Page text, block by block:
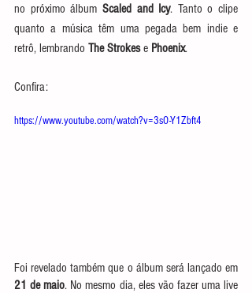
no próximo álbum Scaled and Icy. Tanto o clipe
quanto a música têm uma pegada bem indie e
retrô, lembrando The Strokes e Phoenix.
Confira:
https://www.youtube.com/watch?v=3sO-Y1Zbft4
21 de maio. No mesmo dia, eles vão fazer uma live